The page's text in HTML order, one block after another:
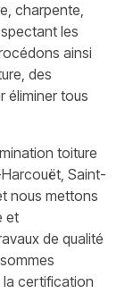
charpente,
les
ainsi
des
éliminer tous
toiture
Saint-
nous mettons
et
de qualité
la certification